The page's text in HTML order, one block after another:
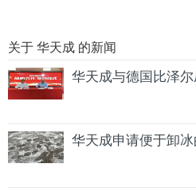
关于 华天成 的新闻
华天成与德国比泽
华天成申请便于卸